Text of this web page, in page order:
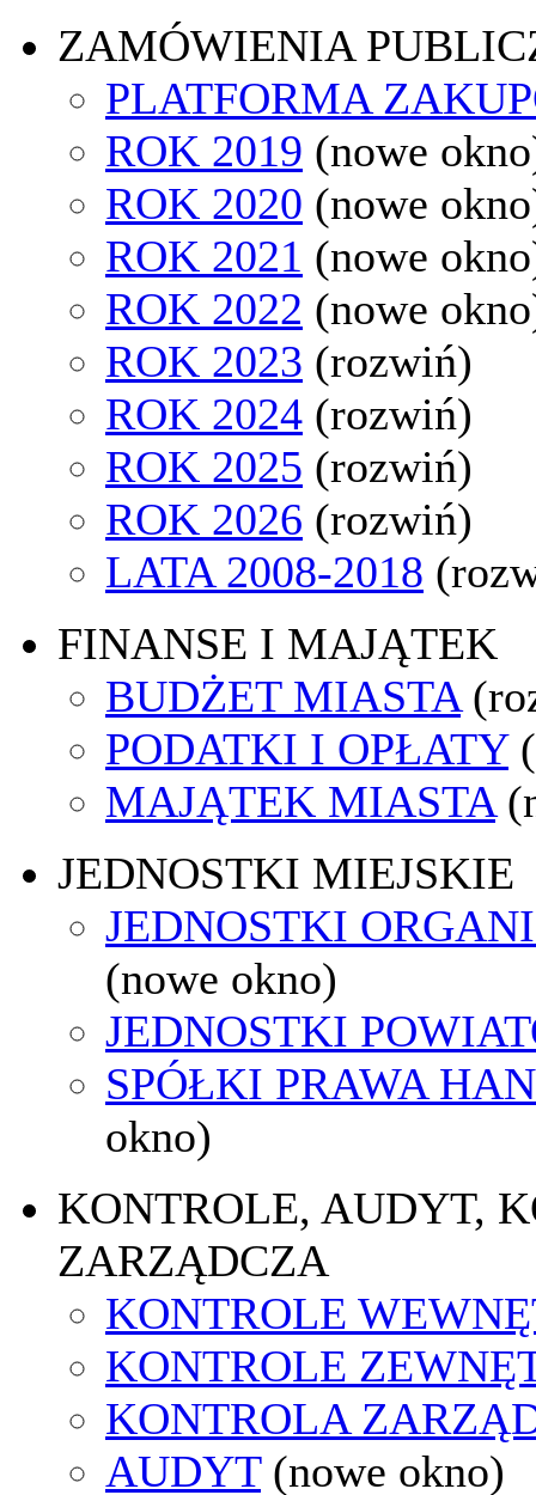
ZAMÓWIENIA
PLATFORMA
ROK 2019 (nowe
ROK 2020 (nowe
ROK 2021 (nowe
ROK 2022 (nowe
ROK 2023 (rozwiń)
ROK 2024 (rozwiń)
ROK 2025 (rozwiń)
ROK 2026 (rozwiń)
LATA 2008-2018
FINANSE I MAJĄTEK
BUDŻET MIASTA
PODATKI I OPŁATY
MAJĄTEK MIASTA
JEDNOSTKI MIEJSKIE
JEDNOSTKI
(nowe okno)
JEDNOSTKI
SPÓŁKI PRAWA
okno)
KONTROLE, AUDYT,
ZARZĄDCZA
KONTROLE
KONTROLE
KONTROLA
AUDYT (nowe okno)